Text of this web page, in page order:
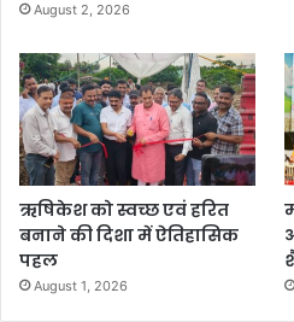
August 2, 2026
ऋषिकेश को स्वच्छ एवं हरित
बनाने की दिशा में ऐतिहासिक
पहल
August 1, 2026